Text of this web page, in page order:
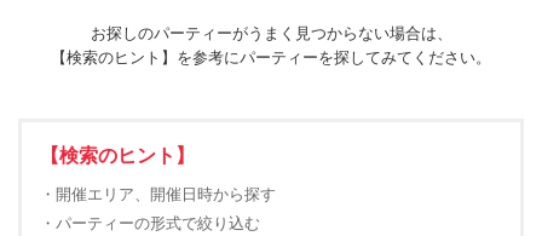
お探しのパーティーがうまく見つからない場合は、
【検索のヒント】を参考にパーティーを探してみてください。
【検索のヒント】
・開催エリア、開催日時から探す
・パーティーの形式で絞り込む